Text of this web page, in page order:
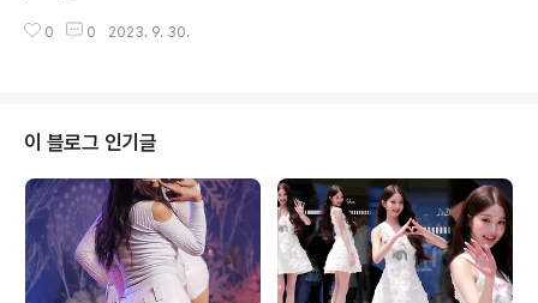
0 0 2023. 9. 30.
이 블로그 인기글